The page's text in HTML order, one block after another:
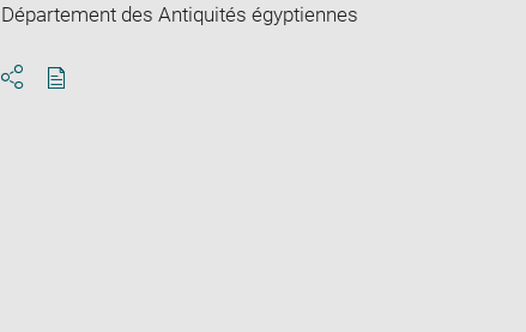
Département des Antiquités égyptiennes